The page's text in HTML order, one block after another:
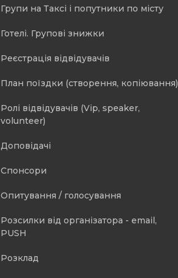
Групи на Таксі і попутники по місту
Готелі. Групові знижки
Реєстрація відвідувачів
План поїздки (створення, копіювання)
Ролі відвідувачів (Vip, speaker,
volunteer)
Доповідачі
Спонсори
Опитування / голосування
Розсилки від організатора - email,
PUSH
Розклад